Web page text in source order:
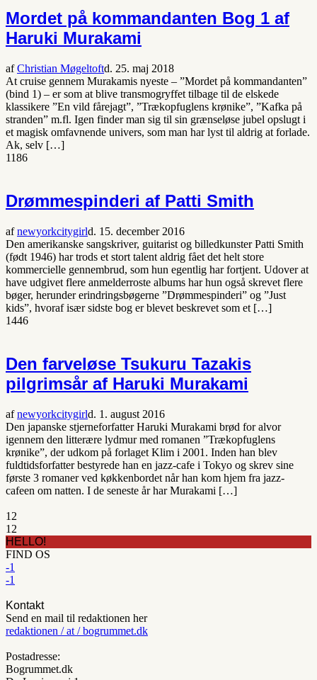
Mordet på kommandanten Bog 1 af
Haruki Murakami
afChristian Møgeltoftd. 25. maj 2018
At cruise gennem Murakamis nyeste – ”Mordet på kommandanten”
(bind 1) – er som at blive transmogryffet tilbage til de elskede
klassikere ”En vild fårejagt”, ”Trækopfuglens krønike”, ”Kafka på
stranden” m.fl. Igen finder man sig til sin grænseløse jubel opslugt i
et magisk omfavnende univers, som man har lyst til aldrig at forlade.
Ak, selv […]
1186
Drømmespinderi af Patti Smith
afnewyorkcitygirld. 15. december 2016
Den amerikanske sangskriver, guitarist og billedkunster Patti Smith
(født 1946) har trods et stort talent aldrig fået det helt store
kommercielle gennembrud, som hun egentlig har fortjent. Udover at
have udgivet flere anmelderroste albums har hun også skrevet flere
bøger, herunder erindringsbøgerne ”Drømmespinderi” og ”Just
kids”, hvoraf især sidste bog er blevet beskrevet som et […]
1446
Den farveløse Tsukuru Tazakis
pilgrimsår af Haruki Murakami
afnewyorkcitygirld. 1. august 2016
Den japanske stjerneforfatter Haruki Murakami brød for alvor
igennem den litterære lydmur med romanen ”Trækopfuglens
krønike”, der udkom på forlaget Klim i 2001. Inden han blev
fuldtidsforfatter bestyrede han en jazz-cafe i Tokyo og skrev sine
første 3 romaner ved køkkenbordet når han kom hjem fra jazz-
cafeen om natten. I de seneste år har Murakami […]
1 2
1 2
HELLO!
FIND OS
-1
-1
Kontakt
Send en mail til redaktionen her
redaktionen / at / bogrummet.dk
Postadresse:
Bogrummet.dk